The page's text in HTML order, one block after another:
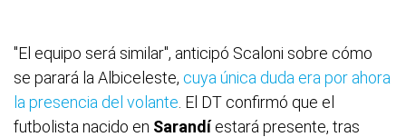
"El equipo será similar", anticipó Scaloni sobre cómo
se parará la Albiceleste, cuya única duda era por ahora
la presencia del volante . El DT confirmó que el
futbolista nacido en Sarandíestará presente, tras